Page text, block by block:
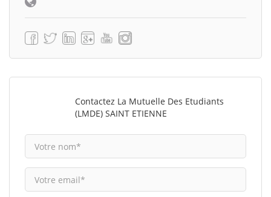
Contactez La Mutuelle Des Etudiants
(LMDE) SAINT ETIENNE